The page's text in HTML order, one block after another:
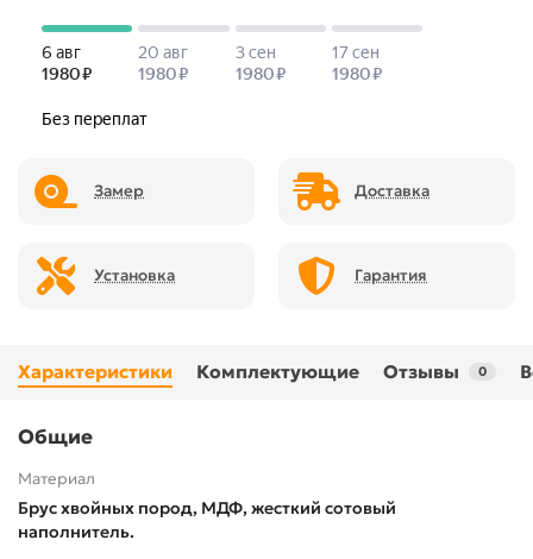
Замер Доставка
Установка Гарантия
Характеристики Комплектующие Отзывы 0
Общие
Материал
Брус хвойных пород, МДФ, жесткий сотовый
наполнитель.